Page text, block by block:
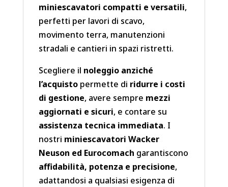
miniescavatori compatti e versatili,
perfetti per lavori di scavo,
movimento terra, manutenzioni
stradali e cantieri in spazi ristretti.
Scegliere il noleggio anziché
l’acquistopermette di ridurre i costi
di gestione, avere sempre mezzi
aggiornati e sicuri, e contare su
assistenza tecnica immediata. I
nostri miniescavatori Wacker
Neuson ed Eurocomach garantiscono
affidabilità, potenza e precisione,
adattandosi a qualsiasi esigenza di